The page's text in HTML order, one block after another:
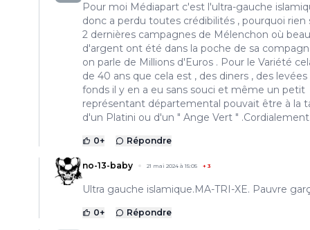
Pour moi Médiapart c'est l'ultra-gauche
donc a perdu toutes crédibilités , pourquoi rien
2 dernières campagnes de Mélenchon où
d'argent ont été dans la poche de sa
on parle de Millions d'Euros . Pour le Variété
de 40 ans que cela est , des diners , des levées
fonds il y en a eu sans souci et même un petit
représentant départemental pouvait être à la
d'un Platini ou d'un " Ange Vert "
0+ Répondre
no-13-baby 21 mai 2024 à 15:05 + 3
Ultra gauche islamique.MA-TRI-XE. Pauvre
0+ Répondre